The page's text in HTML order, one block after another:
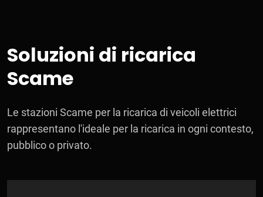
Soluzioni di ricarica
Scame
Le stazioni Scame per la ricarica di veicoli elettrici
rappresentano l'ideale per la ricarica in ogni contesto,
pubblico o privato.